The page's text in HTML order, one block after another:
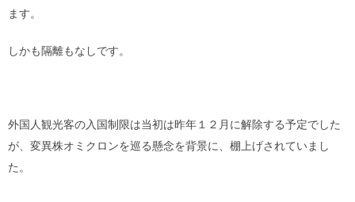
ます。
しかも隔離もなしです。
外国人観光客の入国制限は当初は昨年１２月に解除する予定でした
が、変異株オミクロンを巡る懸念を背景に、棚上げされていまし
た。